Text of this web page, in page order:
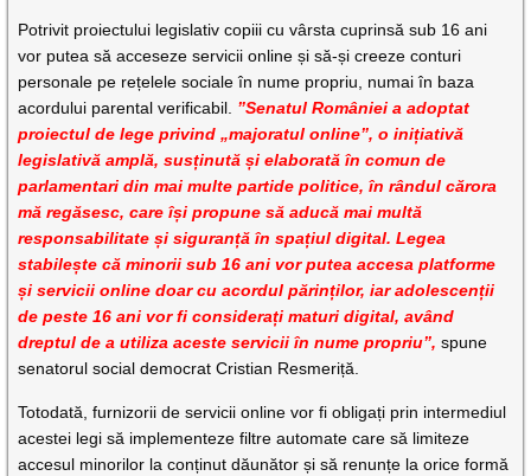
Potrivit proiectului legislativ copiii cu vârsta cuprinsă sub 16 ani
vor putea să acceseze servicii online și să-și creeze conturi
personale pe rețelele sociale în nume propriu, numai în baza
acordului parental verificabil. ”Senatul României a adoptat
proiectul de lege privind „majoratul online”, o inițiativă
legislativă amplă, susținută și elaborată în comun de
parlamentari din mai multe partide politice, în rândul cărora
mă regăsesc, care își propune să aducă mai multă
responsabilitate și siguranță în spațiul digital. Legea
stabilește că minorii sub 16 ani vor putea accesa platforme
și servicii online doar cu acordul părinților, iar adolescenții
de peste 16 ani vor fi considerați maturi digital, având
dreptul de a utiliza aceste servicii în nume propriu”, spune
senatorul social democrat Cristian Resmeriță.
Totodată, furnizorii de servicii online vor fi obligați prin intermediul
acestei legi să implementeze filtre automate care să limiteze
accesul minorilor la conținut dăunător și să renunțe la orice formă